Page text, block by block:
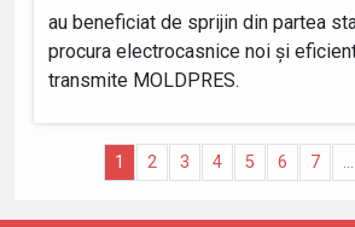
au beneficiat de sprijin din partea
procura electrocasnice noi și
transmite MOLDPRES.
1 2 3 4 5 6 7 ...